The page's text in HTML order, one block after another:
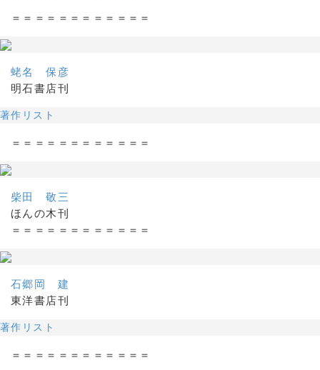
＝＝＝＝＝＝＝＝＝＝＝＝
蛯名 保彦
明石書店刊
著作リスト
＝＝＝＝＝＝＝＝＝＝＝＝
柴田 敬三
ほんの木刊
＝＝＝＝＝＝＝＝＝＝＝＝
石郷岡 建
東洋書店刊
著作リスト
＝＝＝＝＝＝＝＝＝＝＝＝